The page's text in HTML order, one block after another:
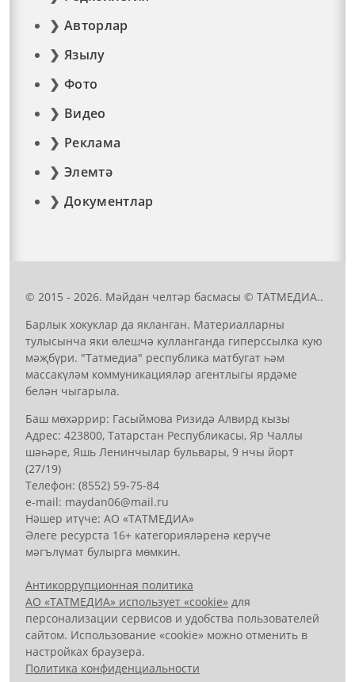
Авторлар
Язылу
Фото
Видео
Реклама
Элемтә
Документлар
© 2015 - 2026. Мәйдан челтәр басмасы © ТАТМЕДИА..
Барлык хокуклар да якланган. Материалларны
тулысынча яки өлешчә кулланганда гиперссылка кую
мәҗбүри. "Татмедиа" республика матбугат һәм
массакүләм коммуникацияләр агентлыгы ярдәме
белән чыгарыла.
Баш мөхәррир: Гасыймова Ризидә Алвирд кызы
Адрес: 423800, Татарстан Республикасы, Яр Чаллы
шәһәре, Яшь Ленинчылар бульвары, 9 нчы йорт
(27/19)
Телефон: (8552) 59-75-84
е-mail: mауdаn06@mail.гu
Нәшер итүче: АО «ТАТМЕДИА»
Әлеге ресурста 16+ категорияләренә керүче
мәгълүмат булырга мөмкин.
Антикоррупционная политика
АО «ТАТМЕДИА» использует «cookie» для
персонализации сервисов и удобства пользователей
сайтом. Использование «cookie» можно отменить в
настройках браузера.
Политика конфиденциальности